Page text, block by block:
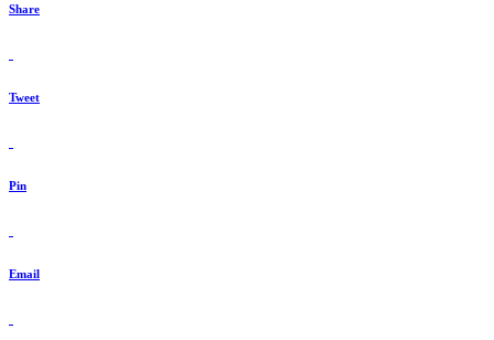
Share
Tweet
Pin
Email